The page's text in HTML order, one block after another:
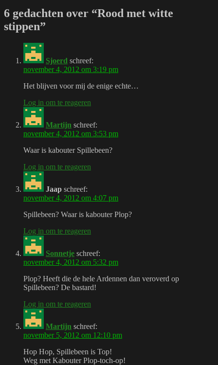
6 gedachten over “Rood met witte
stippen”
Sjoerd schreef:
november 4, 2012 om 3:19 pm
Het blijven voor mij de enige echte…
Log in om te reageren
Martijn schreef:
november 4, 2012 om 3:53 pm
Waar is kabouter Spillebeen?
Log in om te reageren
Jaap schreef:
november 4, 2012 om 4:07 pm
Spillebeen? Waar is kabouter Plop?
Log in om te reageren
Sonnetje schreef:
november 4, 2012 om 5:32 pm
Plop? Heeft die de hele Ardennen dan veroverd op
Spillebeen? De bastard!
Log in om te reageren
Martijn schreef:
november 5, 2012 om 12:10 pm
Hop Hop, Spillebeen is Top!
Weg met Kabouter Plop-toch-op!